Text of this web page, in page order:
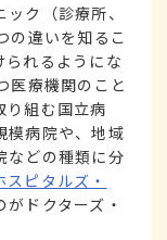
ク（診療所、
の違いを知るこ
られるようにな
医療機関のこと
り組む国立病
模病院や、地域
などの種類に分
スピタルズ・
ドクターズ・